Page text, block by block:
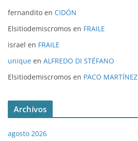
fernandito en CIDÓN
Elsitiodemiscromos en FRAILE
israel en FRAILE
unique en ALFREDO DI STÉFANO
Elsitiodemiscromos en PACO MARTÍNEZ
Archivos
agosto 2026